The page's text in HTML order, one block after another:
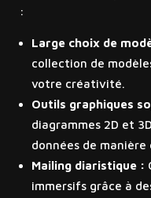
:
Large choix de
collection de
votre créativité.
Outils graphiques
diagrammes 2D et
données de
Mailing diaristique :
immersifs grâce à